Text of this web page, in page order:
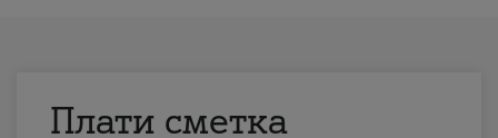
Плати сметка